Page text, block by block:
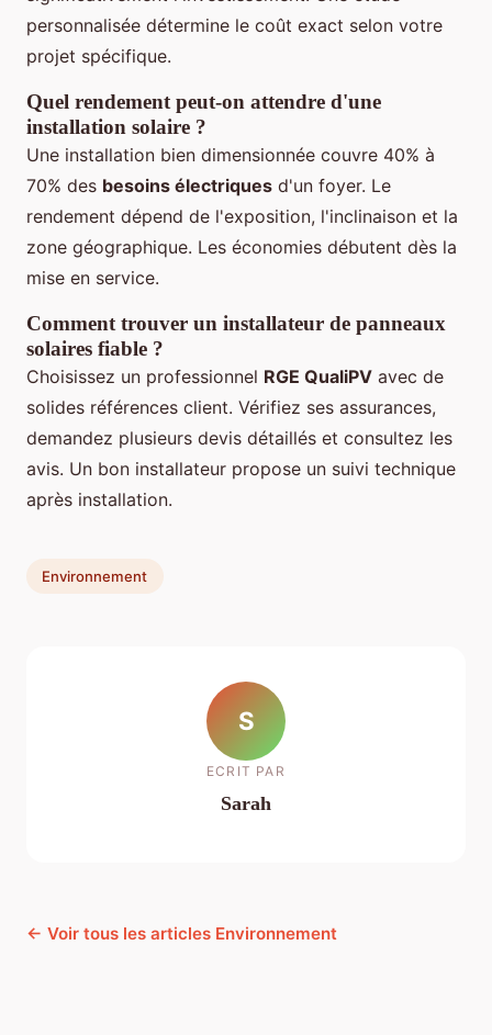
personnalisée détermine le coût exact selon votre
projet spécifique.
Quel rendement peut-on attendre d'une
installation solaire ?
Une installation bien dimensionnée couvre 40% à
70% des besoins électriques d'un foyer. Le
rendement dépend de l'exposition, l'inclinaison et la
zone géographique. Les économies débutent dès la
mise en service.
Comment trouver un installateur de panneaux
solaires fiable ?
Choisissez un professionnel RGE QualiPV avec de
solides références client. Vérifiez ses assurances,
demandez plusieurs devis détaillés et consultez les
avis. Un bon installateur propose un suivi technique
après installation.
Environnement
S
ECRIT PAR
Sarah
← Voir tous les articles Environnement